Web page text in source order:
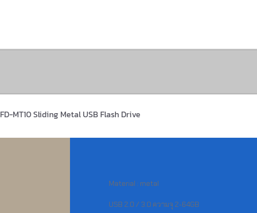
FD-MT10 Sliding Metal USB Flash Drive
Material : metal
USB 2.0 / 3.0 ความจุ 2-64GB